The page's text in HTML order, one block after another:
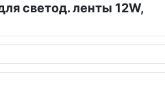
светод. ленты 12W,